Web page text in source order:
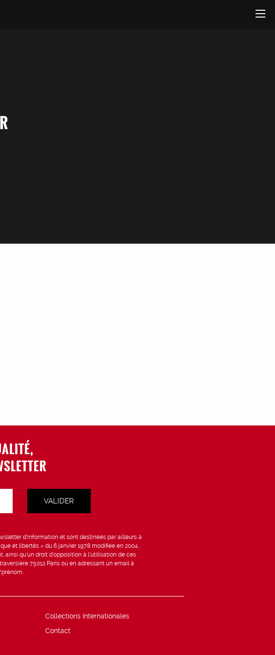
d’information et sont destinées par ailleurs à
et libertés » du 6 janvier 1978 modifiée en 2004,
qu’un droit d’opposition à l’utilisation de ces
75012 Paris ou en adressant un email à
Collections Internationales
Contact